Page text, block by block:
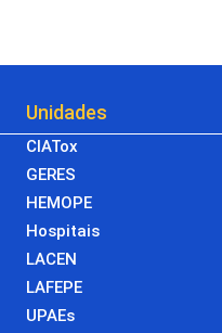
Unidades
CIATox
GERES
HEMOPE
Hospitais
LACEN
LAFEPE
UPAEs